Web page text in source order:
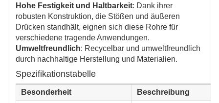
Hohe Festigkeit und Haltbarkeit: Dank ihrer
robusten Konstruktion, die Stößen und äußeren
Drücken standhält, eignen sich diese Rohre für
verschiedene tragende Anwendungen.
Umweltfreundlich: Recycelbar und umweltfreundlich
durch nachhaltige Herstellung und Materialien.
Spezifikationstabelle
Besonderheit
Beschreibung